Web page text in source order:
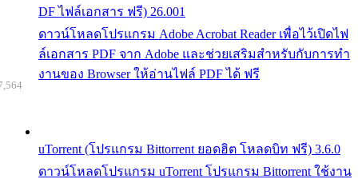
DF ไฟล์เอกสาร ฟรี) 26.001
ดาวน์โหลดโปรแกรม Adobe Acrobat Reader เพื่อไว้เปิดไฟ
ล์เอกสาร PDF จาก Adobe และช่วยเสริมสำหรับกับการทำ
งานของ Browser ให้อ่านไฟล์ PDF ได้ ฟรี
uTorrent (โปรแกรม Bittorrent ยอดฮิต โหลดบิท ฟรี) 3.6.0
ดาวน์โหลดโปรแกรม uTorrent โปรแกรม Bittorrent ใช้งาน